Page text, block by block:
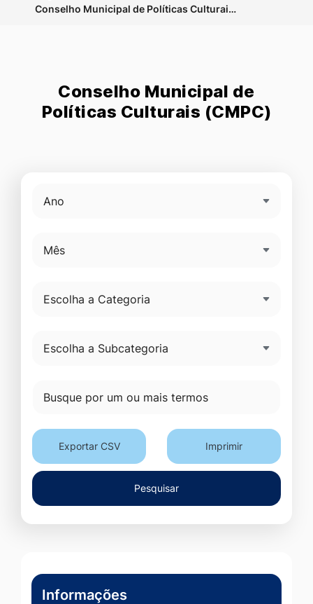
Conselho Municipal de Políticas Culturai…
Conselho Municipal de
Políticas Culturais (CMPC)
Exportar CSV Imprimir
Pesquisar
Informações